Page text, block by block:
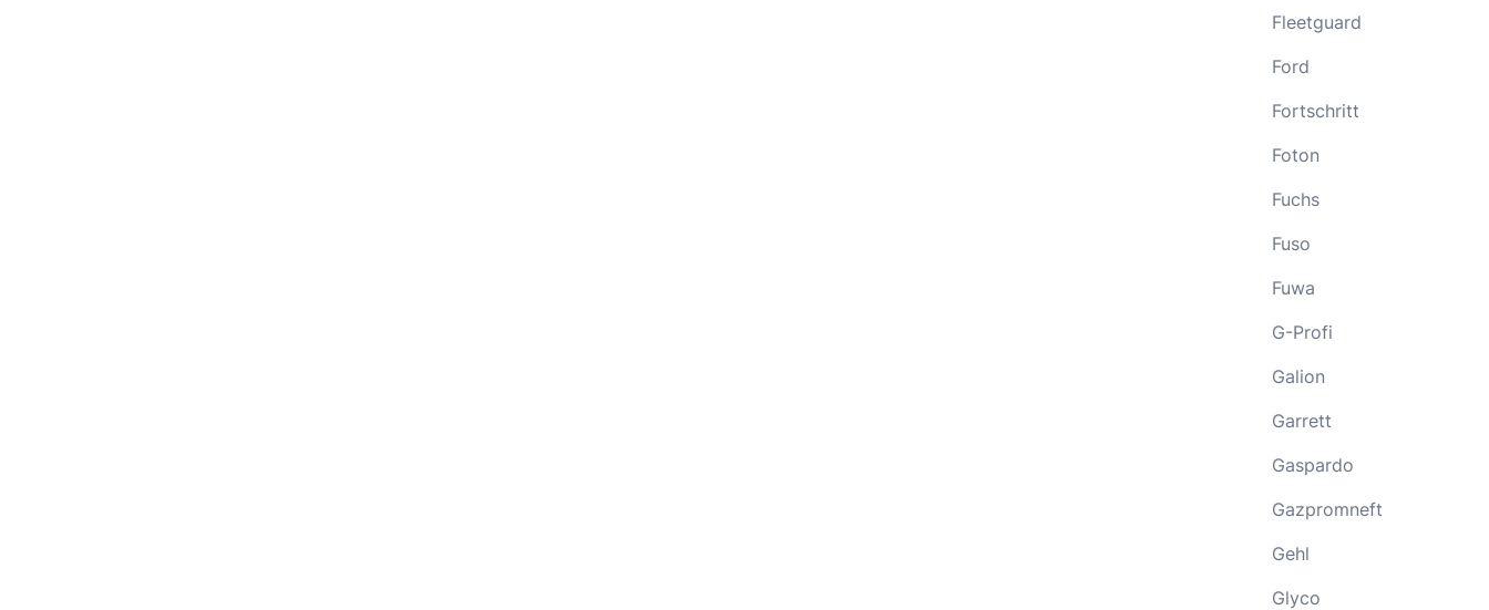
Fleetguard
Ford
Fortschritt
Foton
Fuchs
Fuso
Fuwa
G-Profi
Galion
Garrett
Gaspardo
Gazpromneft
Gehl
Glyco